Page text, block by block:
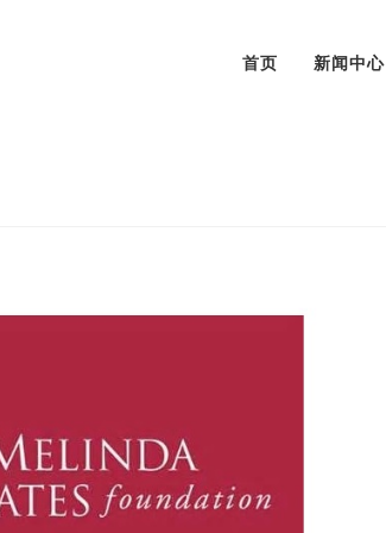
首页 新闻中心